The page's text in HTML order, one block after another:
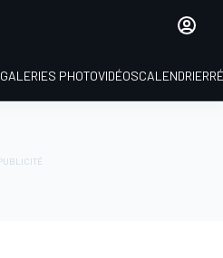
GALERIES PHOTOVIDÉOSCALENDRIER